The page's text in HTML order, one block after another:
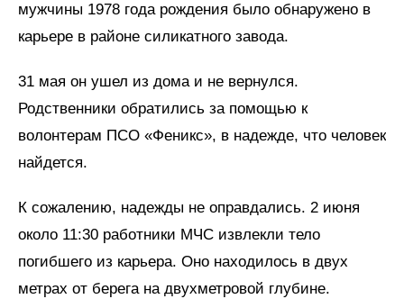
мужчины 1978 года рождения было обнаружено в
карьере в районе силикатного завода.
31 мая он ушел из дома и не вернулся.
Родственники обратились за помощью к
волонтерам ПСО «Феникс», в надежде, что человек
найдется.
К сожалению, надежды не оправдались. 2 июня
около 11:30 работники МЧС извлекли тело
погибшего из карьера. Оно находилось в двух
метрах от берега на двухметровой глубине.